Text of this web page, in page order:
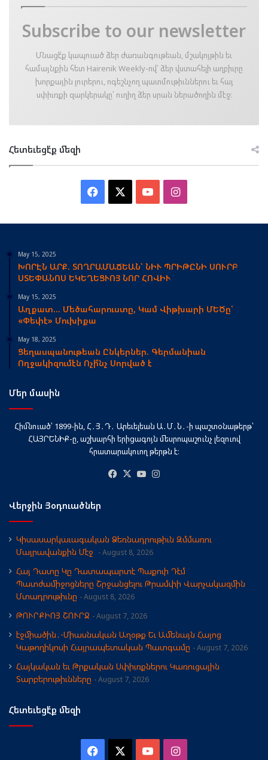
Subscribe to our newsletter
Մնացէ՛ք կապուած ձեր ժառանգութեան, մշակոյթին եւ
համայնքին հետ Hairenik Weekly-ով՝ ձեր վստահելի աղբիւրը
խորքային լուրերու, ոգեշնչող պատմութիւններու եւ հայ
սփիւռքի զարկերակը՝ ուղիղ ձեր սրան ներածողին մէջ։
Հետեւեցէ՛ք մեզի
Facebook YouTubeInstagram
May 15, 2025
ԽՈՐԷՆ ԱՐՔ. ՏՈՂՐԱՄԱՃԵԱՆ՝ ՆԻՒ ՊՐԻԹԸՆԻ ՍՈՒՐԲ
ՍՏԵՓԱՆՈՍ ԵԿԵՂԵՑՒՈՅ ՆՈՐ ՀՈՎԻՒ
May 15, 2025
Աղքատ… Մեծահարուստը, Կամ Վիթխարի ՄԵԾը՝
«Փեփէ» Մուխիքա
May 18, 2025
Ցեղասպանութեան Ընկերներ. Գերմանիան
Ողջակիզումէն Ոչի՞նչ Սորված է
Մեր մասին
Հիմնուած՝ 1899-ին, Հ․Յ․Դ․ Արեւելեան Ա․Մ․Ն․-ի պաշտօնաթերթ՝
ՀԱՅՐԵՆԻՔ-ը, աշխարհի երիցագոյն մեսրոպաշունչ լեզուով
հրատարակուող թերթն է։
Facebook
X YouTube
Վերջին Յօդուածներ
Կիսասարկաւագական Ձեռնադրութիւն Զմմառու
Մայրավանքին Մէջ
August 8, 2026
Հայ Դատը Կը Դատապարտէ Պաքուի Դէմ
Պատժամիջոցները Շրջանցելու Թրամփի Վարչակազմին
Մտադրութիւնը
August 8, 2026
ԹՈՒՐՔԻՈՅ ՇՈՒՐՋ August 7, 2026
էջմիածին․-Միասնական Աղօթք Եւ Ամենայն Հայոց
Կաթողիկոսի Հայրապետական Պատգամը
August 7, 2026
Հայկական եւ Թրքական Սփիւռքներու Կառուցային
Տարբերութիւնները
August 7, 2026
Հետեւեցէ՛ք մեզի
Facebook YouTubeInstagram